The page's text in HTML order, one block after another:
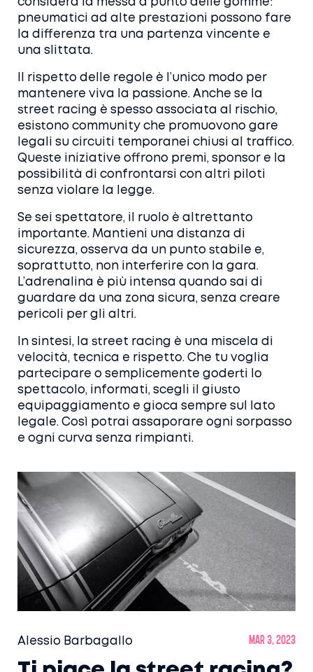
considera la messa a punto delle gomme:
pneumatici ad alte prestazioni possono fare
la differenza tra una partenza vincente e
una slittata.
Il rispetto delle regole è l’unico modo per
mantenere viva la passione. Anche se la
street racing è spesso associata al rischio,
esistono community che promuovono gare
legali su circuiti temporanei chiusi al traffico.
Queste iniziative offrono premi, sponsor e la
possibilità di confrontarsi con altri piloti
senza violare la legge.
Se sei spettatore, il ruolo è altrettanto
importante. Mantieni una distanza di
sicurezza, osserva da un punto stabile e,
soprattutto, non interferire con la gara.
L’adrenalina è più intensa quando sai di
guardare da una zona sicura, senza creare
pericoli per gli altri.
In sintesi, la street racing è una miscela di
velocità, tecnica e rispetto. Che tu voglia
partecipare o semplicemente goderti lo
spettacolo, informati, scegli il giusto
equipaggiamento e gioca sempre sul lato
legale. Così potrai assaporare ogni sorpasso
e ogni curva senza rimpianti.
Alessio Barbagallo mar 3, 2023